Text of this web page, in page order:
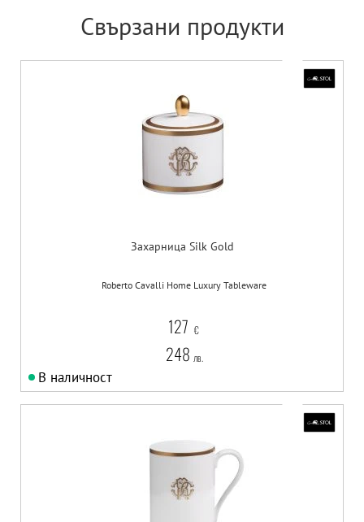
Свързани продукти
Захарница Silk Gold
Roberto Cavalli Home Luxury Tableware
127 €
248 лв.
В наличност